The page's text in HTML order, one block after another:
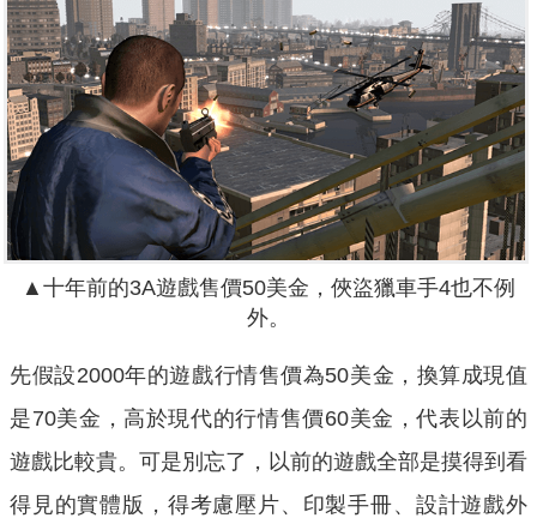
▲十年前的3A遊戲售價50美金，俠盜獵車手4也不例
外。
先假設2000年的遊戲行情售價為50美金，換算成現值
是70美金，高於現代的行情售價60美金，代表以前的
遊戲比較貴。可是別忘了，以前的遊戲全部是摸得到看
得見的實體版，得考慮壓片、印製手冊、設計遊戲外